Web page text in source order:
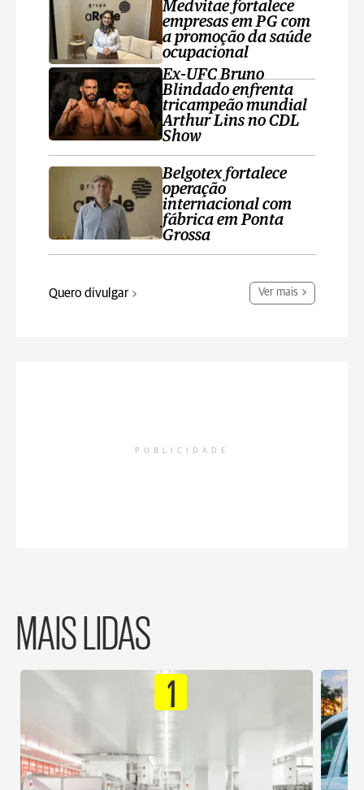
Medvitae fortalece
empresas em PG com
a promoção da saúde
ocupacional
Ex-UFC Bruno
Blindado enfrenta
tricampeão mundial
Arthur Lins no CDL
Show
Belgotex fortalece
operação
internacional com
fábrica em Ponta
Grossa
Quero divulgar Ver mais
PUBLICIDADE
MAIS LIDAS
1